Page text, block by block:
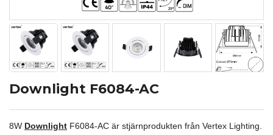
Downlight F6084-AC
8W Downlight F6084-AC är stjärnprodukten från Vertex Lighting.